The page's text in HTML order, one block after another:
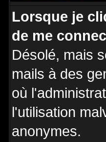
Lorsque je
de me
Désolé, mais
mails à des
où
l'utilisation
anonymes.